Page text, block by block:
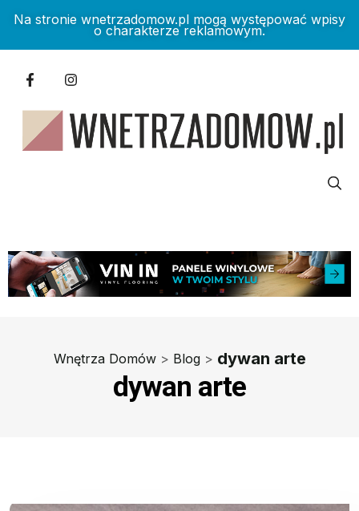
Na stronie wnetrzadomow.pl mogą występować wpisy
o charakterze reklamowym.
Wnętrza Domów > Blog > dywan arte
dywan arte